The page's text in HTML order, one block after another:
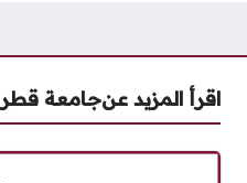
اقرأ المزيد عنجامعة قطر